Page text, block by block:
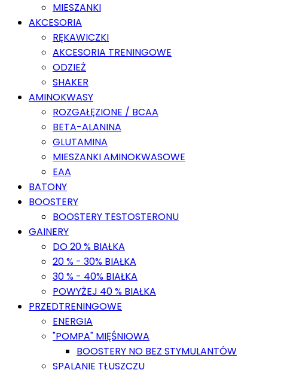
MIESZANKI
AKCESORIA
RĘKAWICZKI
AKCESORIA TRENINGOWE
ODZIEŻ
SHAKER
AMINOKWASY
ROZGAŁĘZIONE / BCAA
BETA-ALANINA
GLUTAMINA
MIESZANKI AMINOKWASOWE
EAA
BATONY
BOOSTERY
BOOSTERY TESTOSTERONU
GAINERY
DO 20 % BIAŁKA
20 % - 30% BIAŁKA
30 % - 40% BIAŁKA
POWYŻEJ 40 % BIAŁKA
PRZEDTRENINGOWE
ENERGIA
"POMPA" MIĘŚNIOWA
BOOSTERY NO BEZ STYMULANTÓW
SPALANIE TŁUSZCZU